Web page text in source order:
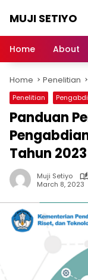
MUJI SETIYO
Bersama,
Home About
Home Penelitian
Penelitian
Panduan
Tahun 2023
Muji Setiyo
March 8, 2023